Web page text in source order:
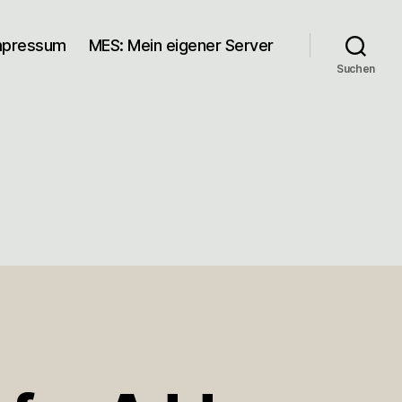
MES: Mein eigener Server
Suchen